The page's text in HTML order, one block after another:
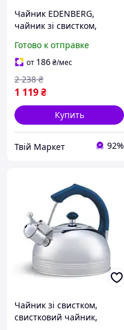
Чайник EDENBERG,
чайник зі свистком,
металевий чайник зі
свистком, чайник з
нержавіючої сталі,
термостійкий
Готово к отправке
от 186₴/мес
1 119₴
2 238 ₴
Купить
Твій Маркет 92%
Чайник зі свистком,
свистковий чайник,